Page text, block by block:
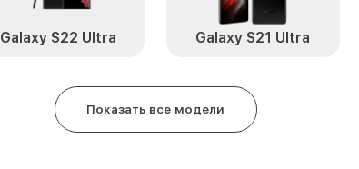
Ремонт динамика Galaxy A04s
Galaxy S22 Ultra Galaxy S21 Ultra
Показать все модели